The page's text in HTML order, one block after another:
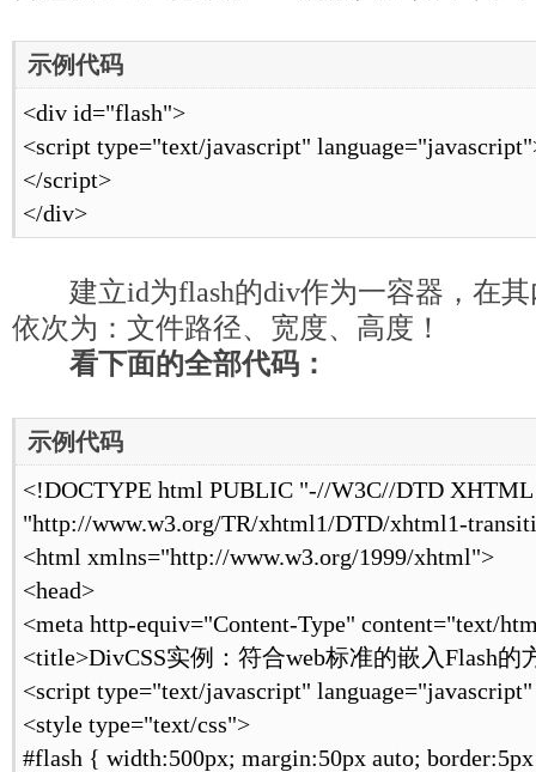
示例代码
<div id="flash">
<script type="text/javascript"
</script>
</div>
建立id为flash的div作为一容器，在其
依次为：文件路径、宽度、高度！
看下面的全部代码：
示例代码
<!DOCTYPE html PUBLIC "-//W3C//DTD
"http://www.w3.org/TR/xhtml1/DTD/xhtml1-
<html xmlns="http://www.w3.org/1999/xhtml">
<head>
<meta http-equiv="Content-Type" content="text/
<title>DivCSS实例：符合web标准的嵌入Flash的
<script type="text/javascript"
<style type="text/css">
#flash { width:500px; margin:50px auto;